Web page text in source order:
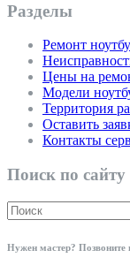
Разделы
Ремонт
Цены на
Модели
Территория
Оставить
Контакты
Поиск по сайту
Нужен мастер? Позвоните